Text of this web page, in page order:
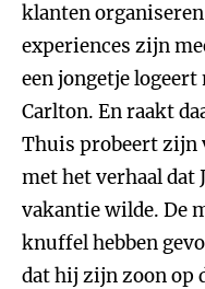
klanten
experiences zijn
een jongetje
Carlton. En raakt
Thuis probeert zijn
met het verhaal dat
vakantie wilde. De
knuffel hebben
dat hij zijn zoon op